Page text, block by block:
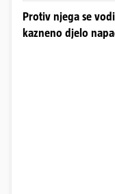
Protiv njega se
kazneno djelo